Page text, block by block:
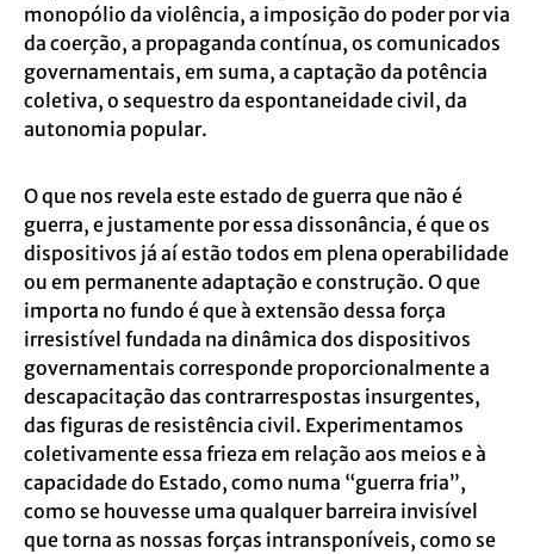
monopólio da violência, a imposição do poder por via
da coerção, a propaganda contínua, os comunicados
governamentais, em suma, a captação da potência
coletiva, o sequestro da espontaneidade civil, da
autonomia popular.
O que nos revela este estado de guerra que não é
guerra, e justamente por essa dissonância, é que os
dispositivos já aí estão todos em plena operabilidade
ou em permanente adaptação e construção. O que
importa no fundo é que à extensão dessa força
irresistível fundada na dinâmica dos dispositivos
governamentais corresponde proporcionalmente a
descapacitação das contrarrespostas insurgentes,
das figuras de resistência civil. Experimentamos
coletivamente essa frieza em relação aos meios e à
capacidade do Estado, como numa “guerra fria”,
como se houvesse uma qualquer barreira invisível
que torna as nossas forças intransponíveis, como se